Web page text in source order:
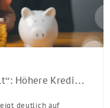
KfW-Förderung „Jung kauft Alt“: Höhere Kredite ab August 2026
deutlich auf